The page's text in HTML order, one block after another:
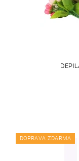
DOPRAVA ZDARMA